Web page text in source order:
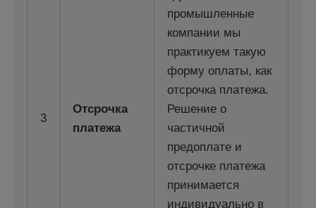
3
Отсрочка
платежа
промышленные
компании мы
практикуем такую
форму оплаты, как
отсрочка платежа.
Решение о
частичной
предоплате и
отсрочке платежа
принимается
индивидуально в